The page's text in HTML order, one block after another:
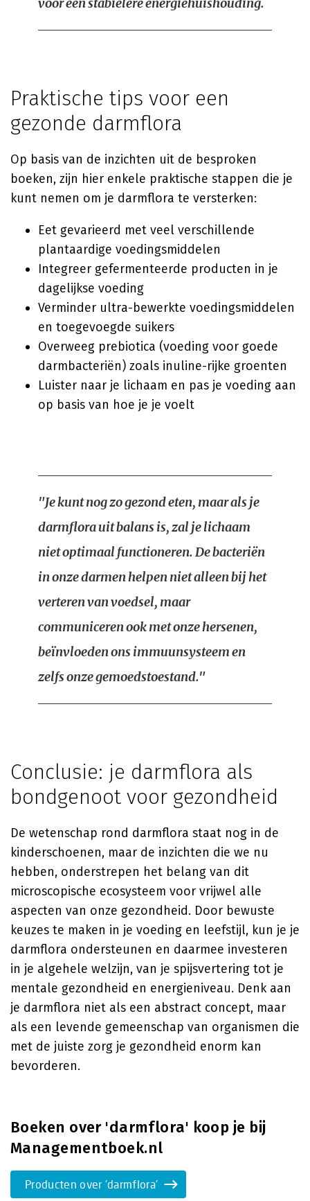
Praktische tips voor een
gezonde darmflora
Op basis van de inzichten uit de besproken
boeken, zijn hier enkele praktische stappen die je
kunt nemen om je darmflora te versterken:
Eet gevarieerd met veel verschillende
plantaardige voedingsmiddelen
Integreer gefermenteerde producten in je
dagelijkse voeding
Verminder ultra-bewerkte voedingsmiddelen
en toegevoegde suikers
Overweeg prebiotica (voeding voor goede
darmbacteriën) zoals inuline-rijke groenten
Luister naar je lichaam en pas je voeding aan
op basis van hoe je je voelt
"Je kunt nog zo gezond eten, maar als je
darmflora uit balans is, zal je lichaam
niet optimaal functioneren. De bacteriën
in onze darmen helpen niet alleen bij het
verteren van voedsel, maar
communiceren ook met onze hersenen,
beïnvloeden ons immuunsysteem en
zelfs onze gemoedstoestand."
Conclusie: je darmflora als
bondgenoot voor gezondheid
De wetenschap rond darmflora staat nog in de
kinderschoenen, maar de inzichten die we nu
hebben, onderstrepen het belang van dit
microscopische ecosysteem voor vrijwel alle
aspecten van onze gezondheid. Door bewuste
keuzes te maken in je voeding en leefstijl, kun je je
darmflora ondersteunen en daarmee investeren
in je algehele welzijn, van je spijsvertering tot je
mentale gezondheid en energieniveau. Denk aan
je darmflora niet als een abstract concept, maar
als een levende gemeenschap van organismen die
met de juiste zorg je gezondheid enorm kan
bevorderen.
Boeken over 'darmflora' koop je bij
Managementboek.nl
Producten over 'darmflora'